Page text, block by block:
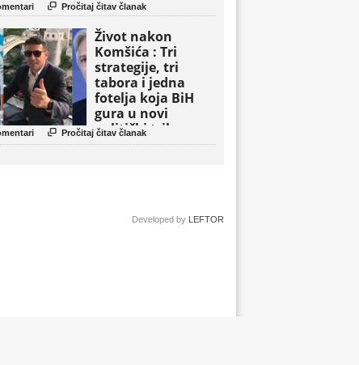
 Pročitaj čitav članak
Život nakon
Komšića : Tri
strategije, tri
tabora i jedna
fotelja koja BiH
gura u novi
politički triler
 Pročitaj čitav članak
Developed by LEFTOR